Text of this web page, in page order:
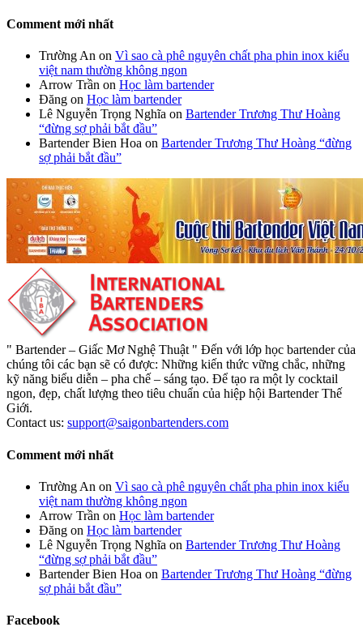
Comment mới nhất
Trường An on Vì sao cà phê nguyên chất pha phin inox kiểu
việt nam thường không ngon
Arrow Trần on Học làm bartender
Đăng on Học làm bartender
Lê Nguyễn Trọng Nghĩa on Bartender Trương Thư Hoàng
“đừng sợ phải bắt đầu”
Bartender Bien Hoa on Bartender Trương Thư Hoàng “đừng
sợ phải bắt đầu”
" Bartender – Giấc Mơ Nghệ Thuật " Đến với lớp học bartender của
chúng tôi các bạn sẽ có được: Những kiến thức vững chắc, những
kỹ năng biểu diễn – pha chế – sáng tạo. Để tạo ra một ly cocktail
ngon, đẹp, chất lượng theo tiêu chuẩn của hiệp hội Bartender Thế
Giới.
Contact us: support@saigonbartenders.com
Comment mới nhất
Trường An on Vì sao cà phê nguyên chất pha phin inox kiểu
việt nam thường không ngon
Arrow Trần on Học làm bartender
Đăng on Học làm bartender
Lê Nguyễn Trọng Nghĩa on Bartender Trương Thư Hoàng
“đừng sợ phải bắt đầu”
Bartender Bien Hoa on Bartender Trương Thư Hoàng “đừng
sợ phải bắt đầu”
Facebook